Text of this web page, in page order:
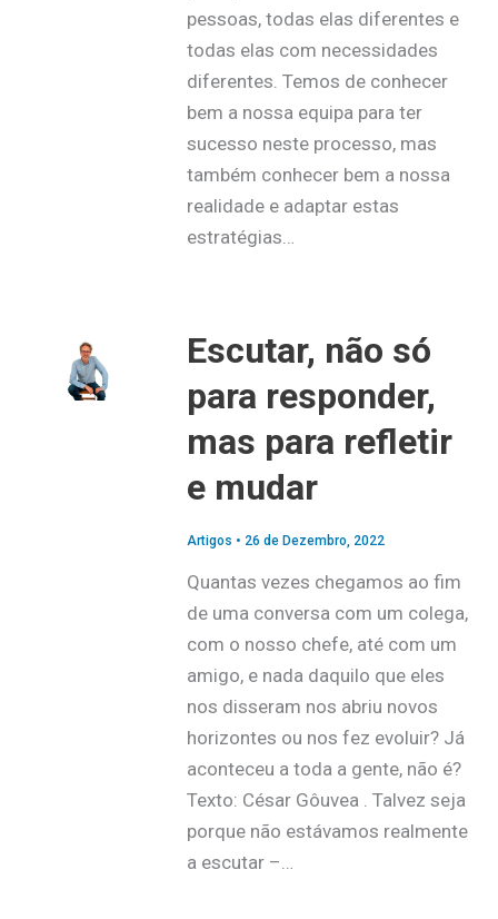
pessoas, todas elas diferentes e
todas elas com necessidades
diferentes. Temos de conhecer
bem a nossa equipa para ter
sucesso neste processo, mas
também conhecer bem a nossa
realidade e adaptar estas
estratégias…
Escutar, não só
para responder,
mas para refletir
e mudar
Artigos • 26 de Dezembro, 2022
Quantas vezes chegamos ao fim
de uma conversa com um colega,
com o nosso chefe, até com um
amigo, e nada daquilo que eles
nos disseram nos abriu novos
horizontes ou nos fez evoluir? Já
aconteceu a toda a gente, não é?
Texto: César Gôuvea . Talvez seja
porque não estávamos realmente
a escutar –…